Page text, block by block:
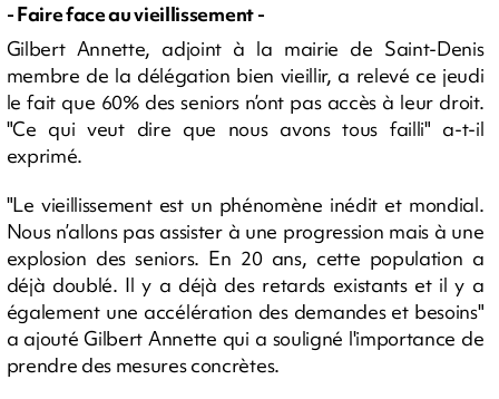
- Faire face au vieillissement -
Gilbert Annette, adjoint à la mairie de Saint-Denis
membre de la délégation bien vieillir, a relevé ce jeudi
le fait que 60% des seniors n’ont pas accès à leur droit.
"Ce qui veut dire que nous avons tous failli" a-t-il
exprimé.
"Le vieillissement est un phénomène inédit et mondial.
Nous n’allons pas assister à une progression mais à une
explosion des seniors. En 20 ans, cette population a
déjà doublé. Il y a déjà des retards existants et il y a
également une accélération des demandes et besoins"
a ajouté Gilbert Annette qui a souligné l'importance de
prendre des mesures concrètes.